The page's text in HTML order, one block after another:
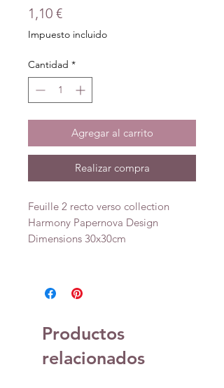
1,10 €Precio
Impuesto incluido
Cantidad *
Agregar al carrito
Realizar compra
Feuille 2 recto verso collection
Harmony Papernova Design
Dimensions 30x30cm
Productos
relacionados